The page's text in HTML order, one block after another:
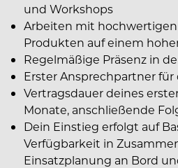
und Workshops
Arbeiten mit
Produkten auf einem
Regelmäßige Präsenz in
Erster Ansprechpartner für
Vertragsdauer deines
Monate, anschließende
Dein Einstieg erfolgt auf
Verfügbarkeit in
Einsatzplanung an Bord